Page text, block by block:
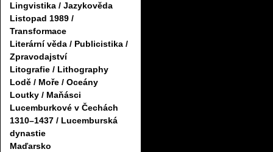
Lingvistika / Jazykověda
Listopad 1989 /
Transformace
Literární věda / Publicistika /
Zpravodajství
Litografie / Lithography
Lodě / Moře / Oceány
Loutky / Maňásci
Lucemburkové v Čechách
1310–1437 / Lucemburská
dynastie
Maďarsko